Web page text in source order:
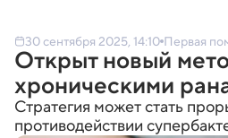
30 сентября 2025, 14:10 Первая
Открыт новый
хроническими
Стратегия может стать
противодействии